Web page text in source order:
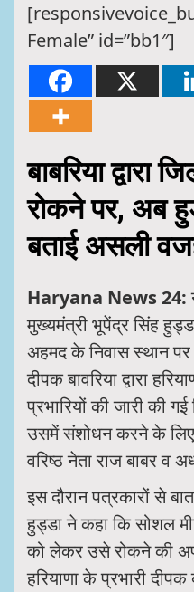
Female” id=”bb1″]
बाबरिया द्वारा
रोकने पर, अब
बताई असली
Haryana News 24:
मुख्यमंत्री भूपेंद्र सिंह
अहमद के निवास स्थान
दीपक बावरिया द्वारा
प्रभारियों की जारी की
उसमें संशोधन करने के
वरिष्ठ नेता राज बाबर व
इस दौरान पत्रकारों से
हुड्डा ने कहा कि सोशल
को लेकर उसे रोकने की
हरियाणा के प्रभारी